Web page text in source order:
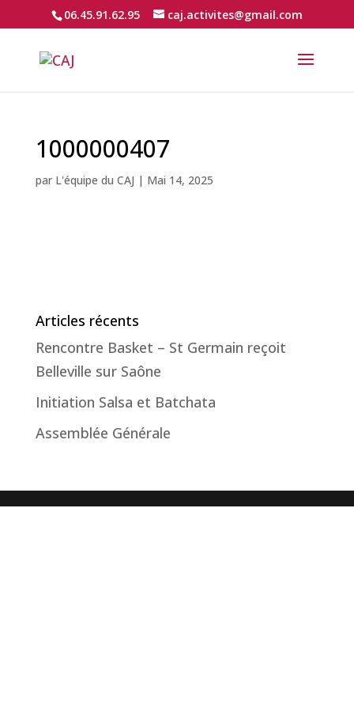
06.45.91.62.95 caj.activites@gmail.com
1000000407
par L'équipe du CAJ | Mai 14, 2025
Articles récents
Rencontre Basket – St Germain reçoit
Belleville sur Saône
Initiation Salsa et Batchata
Assemblée Générale